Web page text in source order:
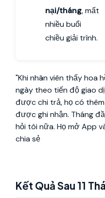
nại/tháng, mất
nhiều buổi
chiều giải trình.
"Khi nhân viên thấy hoa
ngày theo tiến độ giao
được chi trả, họ có
được ghi nhận. Tháng
hỏi tôi nữa. Họ mở App
chia sẻ
Kết Quả Sau 11